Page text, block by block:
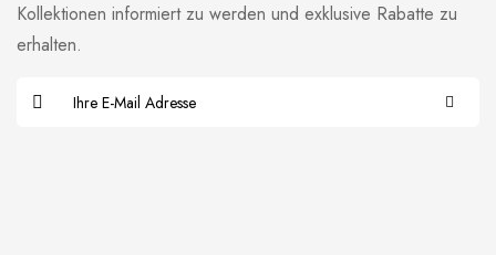
Kollektionen informiert zu werden und exklusive Rabatte zu
erhalten.